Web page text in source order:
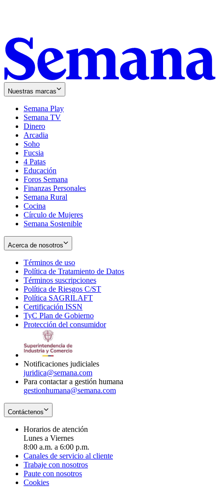
Nuestras marcas
Semana Play
Semana TV
Dinero
Arcadia
Soho
in
new
window
Fucsia
in
new
window
4 Patas
Educación
Foros Semana
Finanzas Personales
Semana Rural
Cocina
Círculo de Mujeres
Semana Sostenible
Acerca de nosotros
Términos de uso
in
new
window
Política de Tratamiento de Datos
Términos suscripciones
in
Política de Riesgos C/ST
Política SAGRILAFT
new
window
Certificación ISSN
in
new
TyC Plan de Gobierno
in
Protección del consumidorOpens
Notificaciones judiciales
juridica@semana.com
Para contactar a gestión humana
gestionhumana@semana.com
Contáctenos
Horarios de atención
Lunes a Viernes
8:00 a.m. a 6:00 p.m.
Canales de servicio al cliente
Trabaje con nosotros
Paute con nosotros
Cookies